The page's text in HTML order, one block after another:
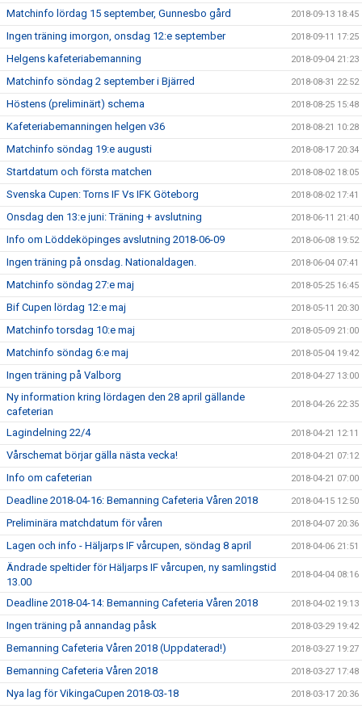
Matchinfo lördag 15 september, Gunnesbo gård 2018-09-13 18:45
Ingen träning imorgon, onsdag 12:e september 2018-09-11 17:25
Helgens kafeteriabemanning 2018-09-04 21:23
Matchinfo söndag 2 september i Bjärred 2018-08-31 22:52
Höstens (preliminärt) schema 2018-08-25 15:48
Kafeteriabemanningen helgen v36 2018-08-21 10:28
Matchinfo söndag 19:e augusti 2018-08-17 20:34
Startdatum och första matchen 2018-08-02 18:05
Svenska Cupen: Torns IF Vs IFK Göteborg 2018-08-02 17:41
Onsdag den 13:e juni: Träning + avslutning 2018-06-11 21:40
Info om Löddeköpinges avslutning 2018-06-09 2018-06-08 19:52
Ingen träning på onsdag. Nationaldagen. 2018-06-04 07:41
Matchinfo söndag 27:e maj 2018-05-25 16:45
Bif Cupen lördag 12:e maj 2018-05-11 20:30
Matchinfo torsdag 10:e maj 2018-05-09 21:00
Matchinfo söndag 6:e maj 2018-05-04 19:42
Ingen träning på Valborg 2018-04-27 13:00
Ny information kring lördagen den 28 april gällande
cafeterian
2018-04-26 22:35
Lagindelning 22/4 2018-04-21 12:11
Vårschemat börjar gälla nästa vecka! 2018-04-21 07:12
Info om cafeterian 2018-04-21 07:00
Deadline 2018-04-16: Bemanning Cafeteria Våren 2018 2018-04-15 12:50
Preliminära matchdatum för våren 2018-04-07 20:36
Lagen och info - Häljarps IF vårcupen, söndag 8 april 2018-04-06 21:51
Ändrade speltider för Häljarps IF vårcupen, ny samlingstid
13.00
2018-04-04 08:16
Deadline 2018-04-14: Bemanning Cafeteria Våren 2018 2018-04-02 19:13
Ingen träning på annandag påsk 2018-03-29 19:42
Bemanning Cafeteria Våren 2018 (Uppdaterad!) 2018-03-27 19:27
Bemanning Cafeteria Våren 2018 2018-03-27 17:48
Nya lag för VikingaCupen 2018-03-18 2018-03-17 20:36